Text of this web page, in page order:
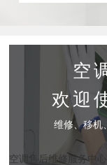
空
欢迎
维修、移机
空调售后维修服务中